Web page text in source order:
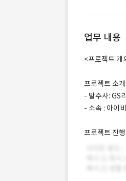
업무 내용
<프로젝트 개
프로젝트 소
- 발주사: GS
- 소속 : 아이
프로젝트 진